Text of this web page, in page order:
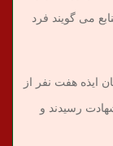
می گویند فرد
شهرستان ایذه هفت نفر از
به شهادت رسیدند و